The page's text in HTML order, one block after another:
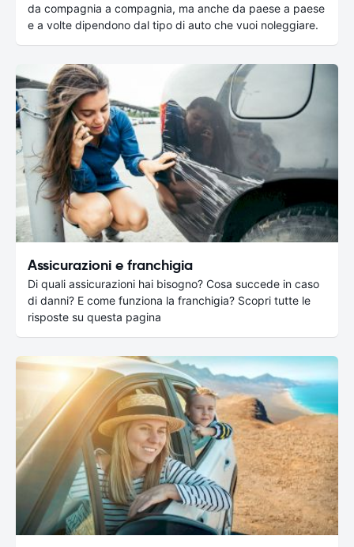
da compagnia a compagnia, ma anche da paese a paese
e a volte dipendono dal tipo di auto che vuoi noleggiare.
Assicurazioni e franchigia
Di quali assicurazioni hai bisogno? Cosa succede in caso
di danni? E come funziona la franchigia? Scopri tutte le
risposte su questa pagina